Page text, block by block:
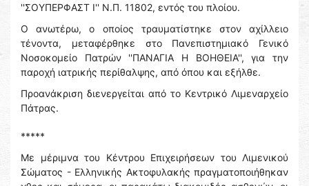
''ΣΟΥΠΕΡΦΑΣΤ Ι'' Ν.Π. 11802, εντός του πλοίου.
Ο ανωτέρω, ο οποίος τραυματίστηκε στον αχίλλειο
τένοντα, μεταφέρθηκε στο Πανεπιστημιακό Γενικό
Νοσοκομείο Πατρών ''ΠΑΝΑΓΙΑ Η ΒΟΗΘΕΙΑ'', για την
παροχή ιατρικής περίθαλψης, από όπου και εξήλθε.
Προανάκριση διενεργείται από το Κεντρικό Λιμεναρχείο
Πάτρας.
*****
Με μέριμνα του Κέντρου Επιχειρήσεων του Λιμενικού
Σώματος - Ελληνικής Ακτοφυλακής πραγματοποιήθηκαν